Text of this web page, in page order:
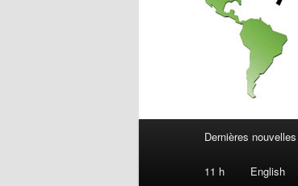
Dernières nouvelles
11 h English